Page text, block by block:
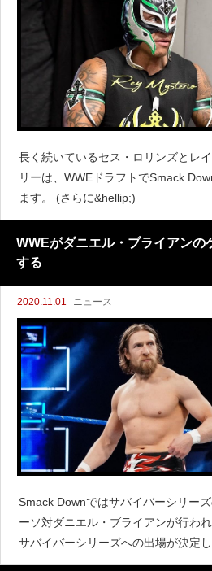
長く続いているセス・ロリンズとレ
リーは、WWEドラフトでSmack
ます。 (さらに&hellip;)
WWEがダニエル・ブライアンの
する
2020.11.01 ニュース
Smack Downではサバイバーシリー
ーソ対ダニエル・ブライアンが行わ
サバイバーシリーズへの出場が決定
にジェイはヒールターンによってブ